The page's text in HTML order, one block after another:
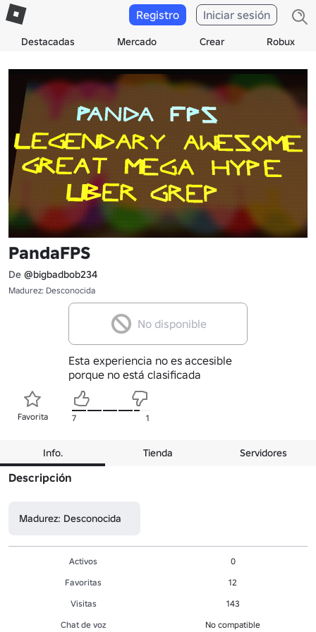
Destacadas Mercado Crear Robux
Registro Iniciar sesión
PandaFPS
De @bigbadbob234
Madurez: Desconocida
No disponible
Esta experiencia no es accesible
porque no está clasificada
Favorita 7 1
Info. Tienda Servidores
Descripción
Madurez: Desconocida
Activos
0
Favoritas
12
Visitas
143
Chat de voz
No compatible